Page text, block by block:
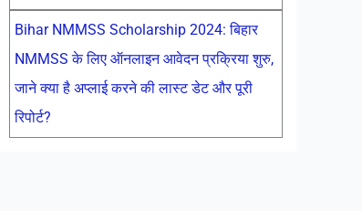
Bihar NMMSS Scholarship 2024: बिहार
NMMSS के लिए ऑनलाइन आवेदन प्रक्रिया शुरु,
जाने क्या है अप्लाई करने की लास्ट डेट और पूरी
रिपोर्ट?